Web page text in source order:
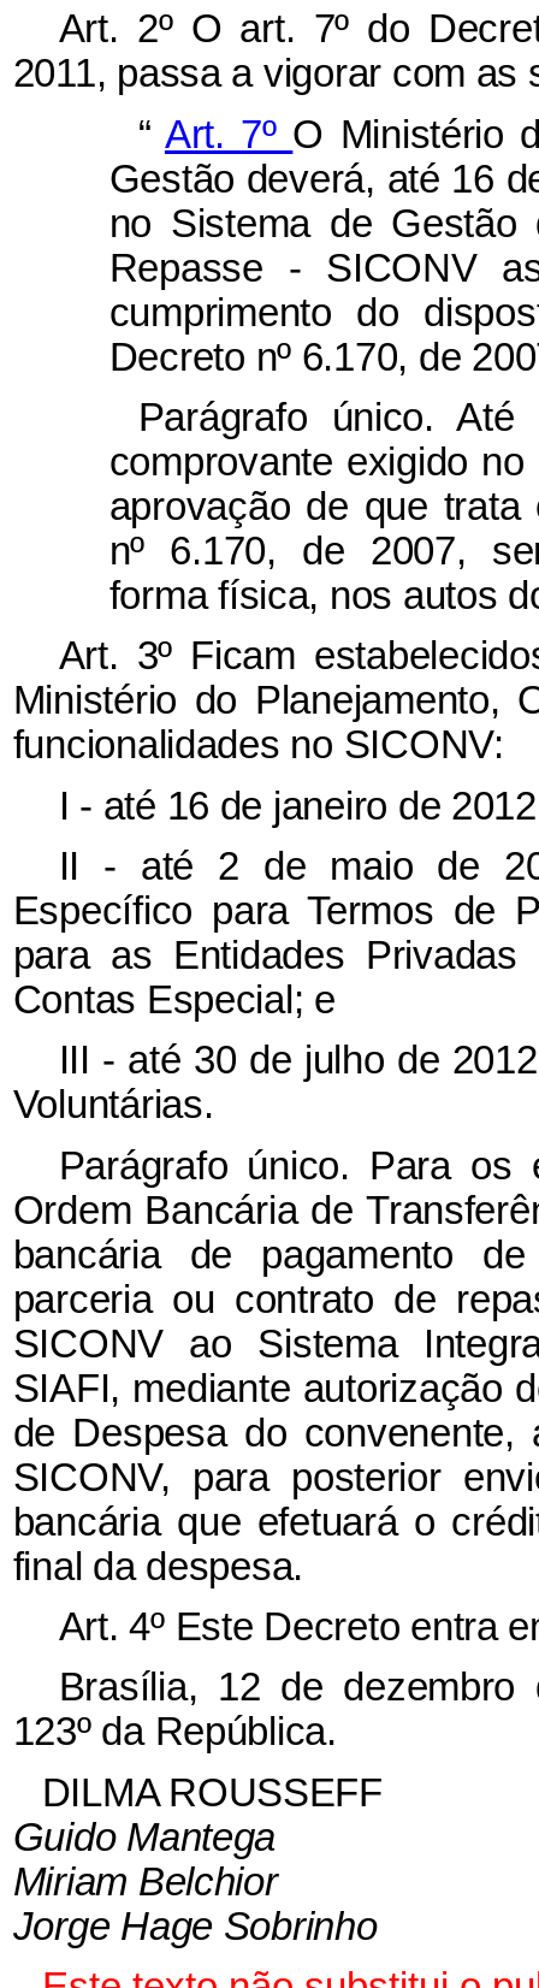
Art. 2º O art. 7º do
2011, passa a vigorar com as
“ Art. 7º O Ministério
Gestão deverá, até 16
no Sistema de
Repasse - SICONV
cumprimento do
Decreto nº 6.170, de
Parágrafo único.
comprovante exigido
aprovação de que
nº 6.170, de 2007,
forma física, nos autos
Art. 3º Ficam
Ministério do Planejamento,
funcionalidades no SICONV:
I - até 16 de janeiro de
II - até 2 de maio de
Específico para Termos de
para as Entidades
Contas Especial; e
III - até 30 de julho de
Voluntárias.
Parágrafo único. Para os
Ordem Bancária de
bancária de pagamento
parceria ou contrato de
SICONV ao Sistema
SIAFI, mediante autorização
de Despesa do convenente,
SICONV, para posterior
bancária que efetuará o
final da despesa.
Art. 4º Este Decreto entra
Brasília, 12 de dezembro
123º da República.
DILMA ROUSSEFF
Guido Mantega
Miriam Belchior
Jorge Hage Sobrinho